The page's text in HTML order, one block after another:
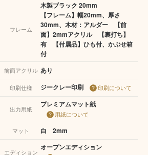
フレーム
木製ブラック 20mm
【フレーム】幅20mm、厚さ
30mm、木材：アルダー 【前
面】2mmアクリル 【裏打ち】
有 【付属品】ひも付、かぶせ箱
付
前面アクリル あり
印刷仕様 ジークレー印刷 印刷について
出力用紙
プレミアムマット紙
用紙について
マット
白 2mm
エディション
オープンエディション